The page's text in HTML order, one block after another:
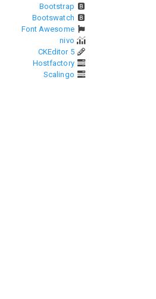
Bootstrap
Bootswatch
Font Awesome
nivo
CKEditor 5
Hostfactory
Scalingo